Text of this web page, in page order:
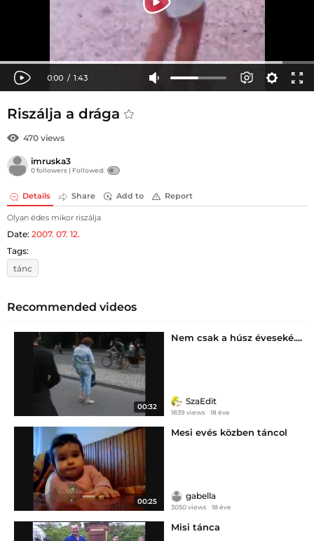
Riszálja a drága
470 views
imruska3
0 followers | Followed:
Details Share Add to Report
Olyan édes mikor riszálja
Date: 2007. 07. 12.
Tags:
tánc
Recommended videos
00:32
Nem csak a húsz éveseké....
SzaEdit
1839 views 18 éve
00:25
Mesi evés közben táncol
gabella
3050 views 18 éve
Misi tánca